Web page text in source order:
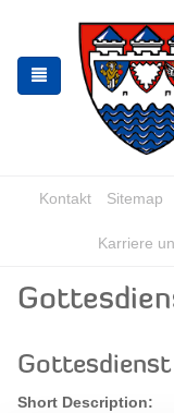
the
navigation
the
content
Kontakt Sitemap
Karriere
Short Description: